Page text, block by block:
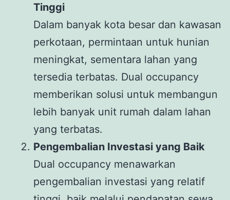
Tinggi
Dalam banyak kota besar dan kawasan
perkotaan, permintaan untuk hunian
meningkat, sementara lahan yang
tersedia terbatas. Dual occupancy
memberikan solusi untuk membangun
lebih banyak unit rumah dalam lahan
yang terbatas.
Pengembalian Investasi yang Baik
Dual occupancy menawarkan
pengembalian investasi yang relatif